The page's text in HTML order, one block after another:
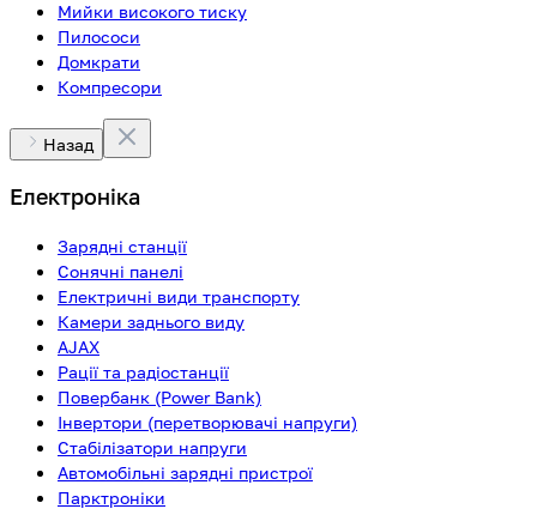
Мийки високого тиску
Пилососи
Домкрати
Компресори
Назад
Електроніка
Зарядні станції
Сонячні панелі
Електричні види транспорту
Камери заднього виду
AJAX
Рації та радіостанції
Повербанк (Power Bank)
Інвертори (перетворювачі напруги)
Стабілізатори напруги
Автомобільні зарядні пристрої
Парктроніки